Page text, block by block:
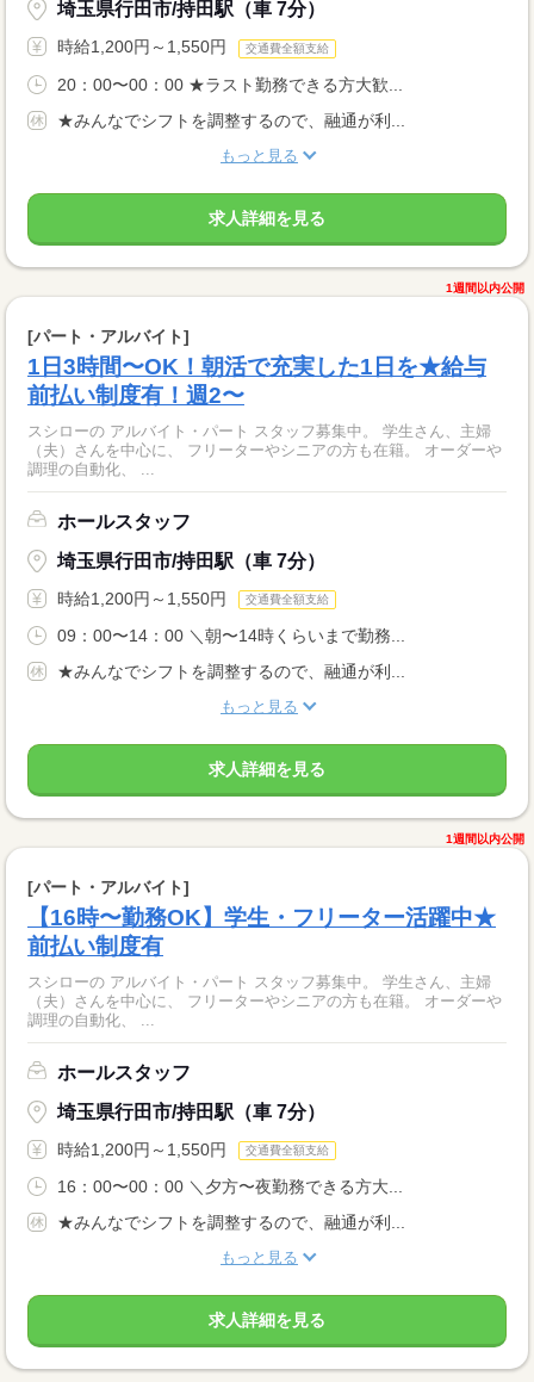
埼玉県行田市/持田駅（車 7分）
時給1,200円～1,550円 交通費全額支給
20：00〜00：00 ★ラスト勤務できる方大歓...
★みんなでシフトを調整するので、融通が利...
もっと見る
求人詳細を見る
1週間以内公開
[パート・アルバイト]
1日3時間〜OK！朝活で充実した1日を★給与
前払い制度有！週2〜
スシローの アルバイト・パート スタッフ募集中。 学生さん、主婦
（夫）さんを中心に、 フリーターやシニアの方も在籍。 オーダーや
調理の自動化、 ...
ホールスタッフ
埼玉県行田市/持田駅（車 7分）
時給1,200円～1,550円 交通費全額支給
09：00〜14：00 ＼朝〜14時くらいまで勤務...
★みんなでシフトを調整するので、融通が利...
もっと見る
求人詳細を見る
1週間以内公開
[パート・アルバイト]
【16時〜勤務OK】学生・フリーター活躍中★
前払い制度有
スシローの アルバイト・パート スタッフ募集中。 学生さん、主婦
（夫）さんを中心に、 フリーターやシニアの方も在籍。 オーダーや
調理の自動化、 ...
ホールスタッフ
埼玉県行田市/持田駅（車 7分）
時給1,200円～1,550円 交通費全額支給
16：00〜00：00 ＼夕方〜夜勤務できる方大...
★みんなでシフトを調整するので、融通が利...
もっと見る
求人詳細を見る